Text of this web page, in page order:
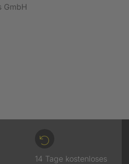
GmbH
14 Tage kostenloses